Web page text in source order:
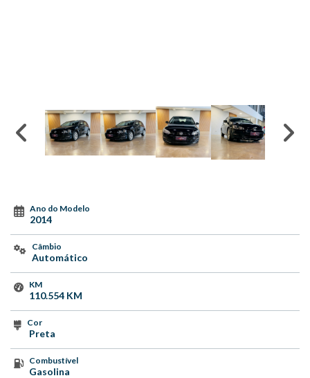
Ano do Modelo
2014
Câmbio
Automático
KM
110.554 KM
Cor
Preta
Combustível
Gasolina